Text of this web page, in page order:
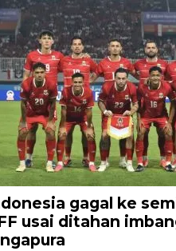
gagal ke
usai ditahan